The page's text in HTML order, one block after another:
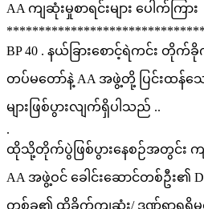
AA ကျဆုံးမှုစာရင်းများ ပေါက်ကြား
BP 40 . နယ်ခြားစောင့်ရဲကင်း တိုက်
တပ်မတော်နဲ့ AA အဖွဲ့တို့ ပြင်းထန်
များဖြစ်ပွားလျက်ရှိပါသည် ..
.
ထိုသို့တိုက်ပွဲဖြစ်ပွားနေစဉ်အတွင်း က
AA အဖွဲ့ဝင် ခေါင်းဆောင်တစ်ဦး၏
တစ်ခု၏ ထိခိုက်ကျဆုံး/ ဒဏ်ရာရရှိမှုစာ